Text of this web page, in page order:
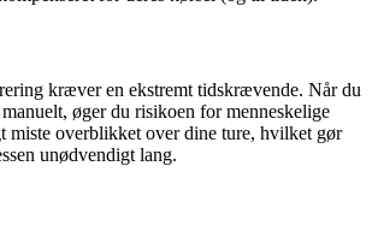
kræver en ekstremt tidskrævende. Når du
øger du risikoen for menneskelige
miste overblikket over dine ture, hvilket gør
unødvendigt lang.